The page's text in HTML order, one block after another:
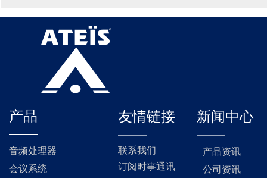
友情链接
——
联系我们
订阅时事通讯
音频处理器
会议系统
产品
——
新闻中心
——
产品资讯
公司资讯